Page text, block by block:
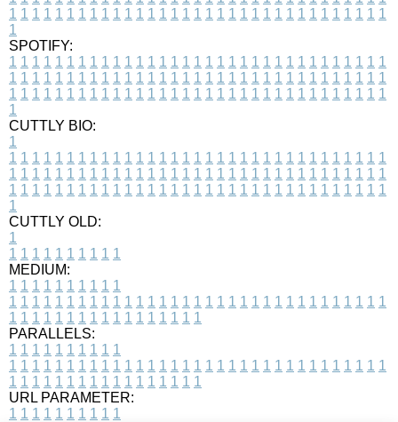
1 1 1 1 1 1 1 1 1 1 1 1 1 1 1 1 1 1 1 1 1 1 1 1 1 1 1 1 1 1 1 1 1
1
SPOTIFY:
1 1 1 1 1 1 1 1 1 1 1 1 1 1 1 1 1 1 1 1 1 1 1 1 1 1 1 1 1 1 1 1 1
1 1 1 1 1 1 1 1 1 1 1 1 1 1 1 1 1 1 1 1 1 1 1 1 1 1 1 1 1 1 1 1 1
1 1 1 1 1 1 1 1 1 1 1 1 1 1 1 1 1 1 1 1 1 1 1 1 1 1 1 1 1 1 1 1 1
1
CUTTLY BIO:
1
1 1 1 1 1 1 1 1 1 1 1 1 1 1 1 1 1 1 1 1 1 1 1 1 1 1 1 1 1 1 1 1 1
1 1 1 1 1 1 1 1 1 1 1 1 1 1 1 1 1 1 1 1 1 1 1 1 1 1 1 1 1 1 1 1 1
1 1 1 1 1 1 1 1 1 1 1 1 1 1 1 1 1 1 1 1 1 1 1 1 1 1 1 1 1 1 1 1 1
1
CUTTLY OLD:
1
1 1 1 1 1 1 1 1 1 1
MEDIUM:
1 1 1 1 1 1 1 1 1 1
1 1 1 1 1 1 1 1 1 1 1 1 1 1 1 1 1 1 1 1 1 1 1 1 1 1 1 1 1 1 1 1 1
1 1 1 1 1 1 1 1 1 1 1 1 1 1 1 1 1
PARALLELS:
1 1 1 1 1 1 1 1 1 1
1 1 1 1 1 1 1 1 1 1 1 1 1 1 1 1 1 1 1 1 1 1 1 1 1 1 1 1 1 1 1 1 1
1 1 1 1 1 1 1 1 1 1 1 1 1 1 1 1 1
URL PARAMETER:
1 1 1 1 1 1 1 1 1 1